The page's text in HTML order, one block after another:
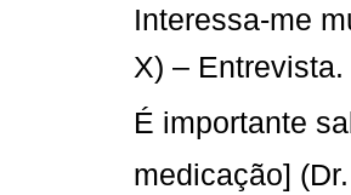
Interessa-me
X) – Entrevista.
É importante
medicação]